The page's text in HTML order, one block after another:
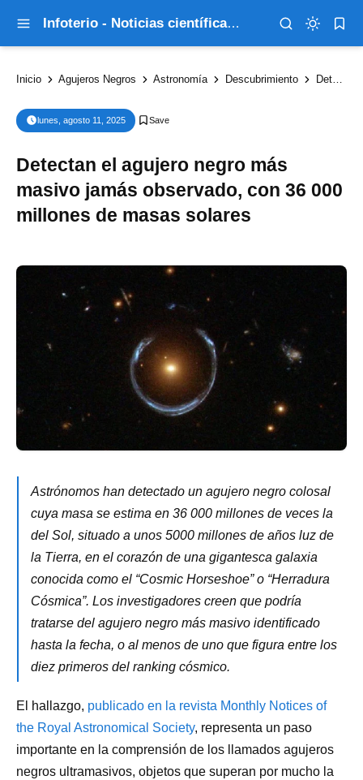
Infoterio - Noticias científicas que explican el mundo
Inicio Agujeros Negros Astronomía Descubrimiento Detectan el agujero negro más masivo jamás observado, con 36 000 millones de masas solares
lunes, agosto 11, 2025
Detectan el agujero negro más
masivo jamás observado, con 36 000
millones de masas solares
Astrónomos han detectado un agujero negro colosal
cuya masa se estima en 36 000 millones de veces la
del Sol, situado a unos 5000 millones de años luz de
la Tierra, en el corazón de una gigantesca galaxia
conocida como el “Cosmic Horseshoe” o “Herradura
Cósmica”. Los investigadores creen que podría
tratarse del agujero negro más masivo identificado
hasta la fecha, o al menos de uno que figura entre los
diez primeros del ranking cósmico.
El hallazgo, publicado en la revista Monthly Notices of
the Royal Astronomical Society, representa un paso
importante en la comprensión de los llamados agujeros
negros ultramasivos, objetos que superan por mucho la